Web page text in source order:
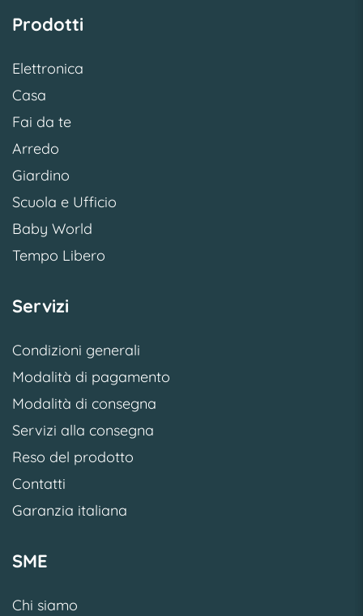
Prodotti
Elettronica
Casa
Fai da te
Arredo
Giardino
Scuola e Ufficio
Baby World
Tempo Libero
Servizi
Condizioni generali
Modalità di pagamento
Modalità di consegna
Servizi alla consegna
Reso del prodotto
Contatti
Garanzia italiana
SME
Chi siamo